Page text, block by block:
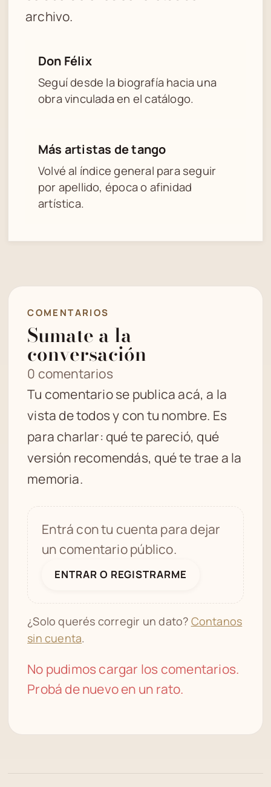
archivo.
Don Félix
Seguí desde la biografía hacia una
obra vinculada en el catálogo.
Más artistas de tango
Volvé al índice general para seguir
por apellido, época o afinidad
artística.
COMENTARIOS
Sumate a la
conversación
0 comentarios
Tu comentario se publica acá, a la
vista de todos y con tu nombre. Es
para charlar: qué te pareció, qué
versión recomendás, qué te trae a la
memoria.
Entrá con tu cuenta para dejar
un comentario público.
ENTRAR O REGISTRARME
¿Solo querés corregir un dato? Contanos
sin cuenta.
No pudimos cargar los comentarios.
Probá de nuevo en un rato.